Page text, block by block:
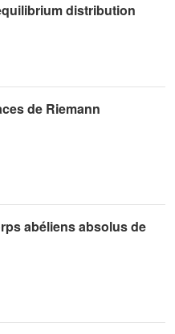
distribution
de Riemann
abéliens absolus de